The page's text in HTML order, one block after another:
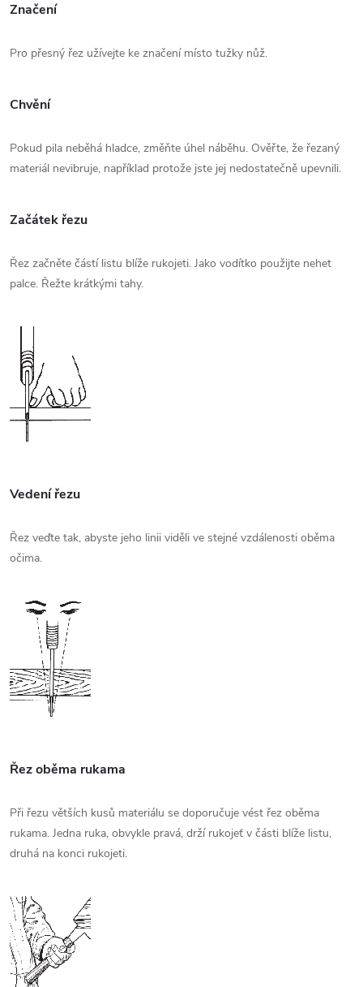
Značení
Pro přesný řez užívejte ke značení místo tužky nůž.
Chvění
Pokud pila neběhá hladce, změňte úhel náběhu. Ověřte, že řezaný
materiál nevibruje, například protože jste jej nedostatečně upevnili.
Začátek řezu
Řez začněte částí listu blíže rukojeti. Jako vodítko použijte nehet
palce. Řežte krátkými tahy.
Vedení řezu
Řez veďte tak, abyste jeho linii viděli ve stejné vzdálenosti oběma
očima.
Řez oběma rukama
Při řezu větších kusů materiálu se doporučuje vést řez oběma
rukama. Jedna ruka, obvykle pravá, drží rukojeť v části blíže listu,
druhá na konci rukojeti.